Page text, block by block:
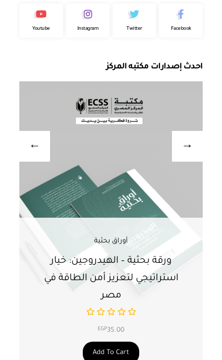
Facebook
Twitter
Instagram
Youtube
احدث إصدارات مكتبه المركز
أوراق بحثية
ورقة بحثية – الهيدروجين: خيار
استراتيجي لتعزيز أمن الطاقة في
مصر
EGP35.00
Add To Cart